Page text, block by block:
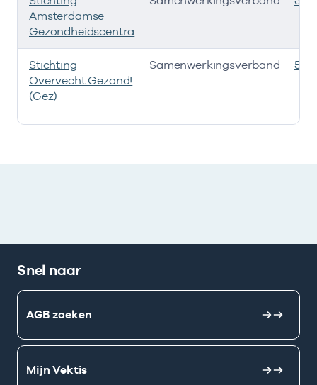
Deze onderneming heeft een relatie met de volgende
Amsterdamse
Gezondheidscentra
Stichting
Overvecht Gezond!
(Gez)
Samenwerkingsverband
Snel naar
AGB zoeken
Mijn Vektis